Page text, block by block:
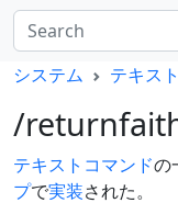
システム テキス
/
テキストコマンドの
プで実装された。